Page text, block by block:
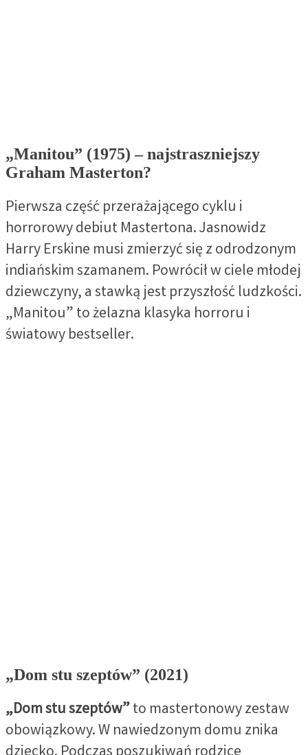
„Manitou” (1975) – najstraszniejszy
Graham Masterton?
Pierwsza część przerażającego cyklu i
horrorowy debiut Mastertona. Jasnowidz
Harry Erskine musi zmierzyć się z odrodzonym
indiańskim szamanem. Powrócił w ciele młodej
dziewczyny, a stawką jest przyszłość ludzkości.
„Manitou” to żelazna klasyka horroru i
światowy bestseller.
„Dom stu szeptów” (2021)
„Dom stu szeptów”to mastertonowy zestaw
obowiązkowy. W nawiedzonym domu znika